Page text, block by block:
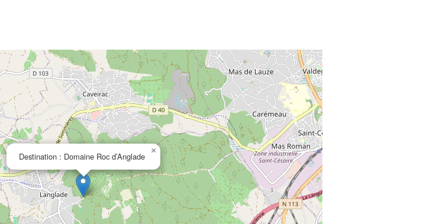
Destination : Domaine Roc d’Anglade
×